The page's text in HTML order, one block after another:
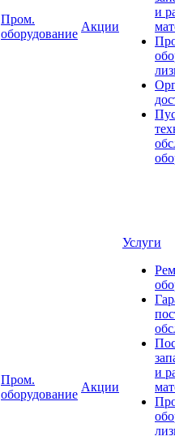
Пром.
оборудование
Акции
и
Пром.
оборудование
Акции
Услуги
и